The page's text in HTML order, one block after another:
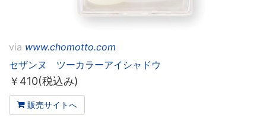
via www.chomotto.com
セザンヌ ツーカラーアイシャドウ
￥ 410(税込み)
販売サイトへ